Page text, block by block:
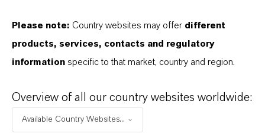
Weltweites
Der Geschäftsbereich High Performance
Materials betreibt ein weltweites
Please note: Country websites may offer different
products, services, contacts and regulatory
information specific to that market, country and region.
Overview of all our country websites worldwide:
Available Country Websites...